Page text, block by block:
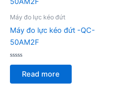
Máy đo lực kéo đứt
Máy đo lực kéo đứt -QC-
50AM2F
Rated
of
Read more